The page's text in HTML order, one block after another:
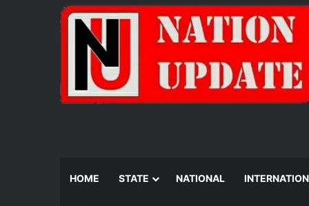
HOME STATE NATIONAL